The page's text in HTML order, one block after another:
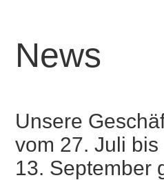
News
Unsere
vom 27. Juli
13. September